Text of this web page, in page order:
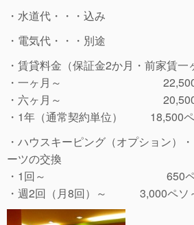
・水道代・・・込み
・電気代・・・別途
・賃貸料金（保証金2か月・前家賃一
・一ヶ月～ 22,500
・六ヶ月～ 20,500
・1年（通常契約単位） 18,500
・ハウスキーピング（オプション）
ーツの交換
・1回～ 650ペ
・週2回（月8回）～ 3,000ペソ